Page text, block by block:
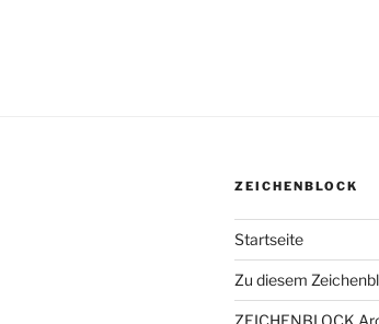
ZEICHENBLOCK
Startseite
Zu diesem